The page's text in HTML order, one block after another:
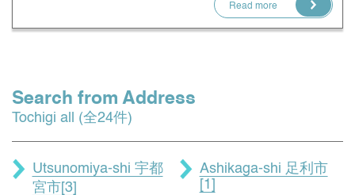
Read more
Search from Address
Tochigi all (全24件)
Utsunomiya-shi 宇都
宮市[3]
Ashikaga-shi 足利市
[1]